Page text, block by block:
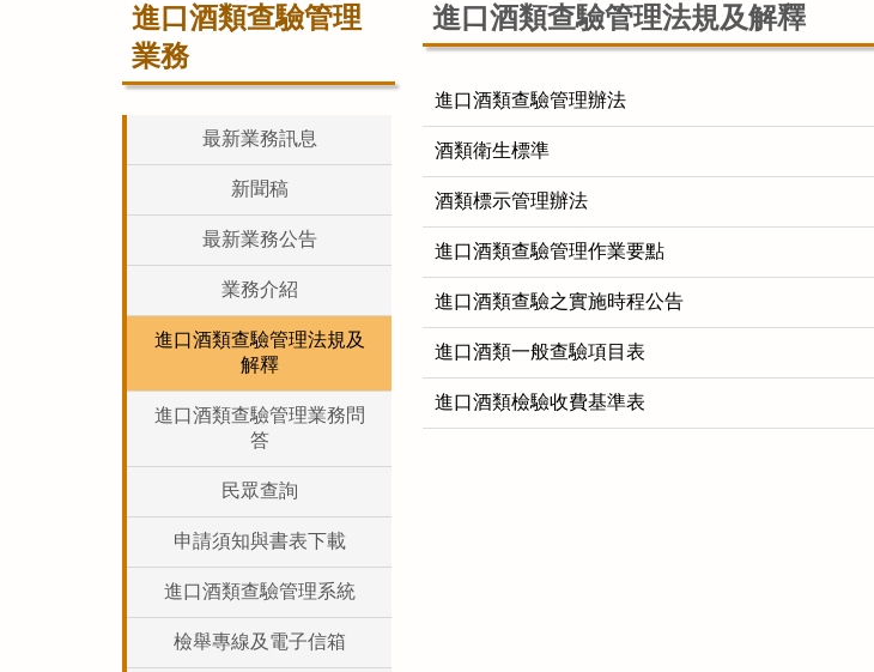
進口酒類查驗管理
業務
最新業務訊息
新聞稿
最新業務公告
業務介紹
進口酒類查驗管理法規及
解釋
進口酒類查驗管理業務問
答
民眾查詢
申請須知與書表下載
進口酒類查驗管理系統
檢舉專線及電子信箱
進口酒類查驗管理法規及解釋
進口酒類查驗管理辦法
酒類衛生標準
酒類標示管理辦法
進口酒類查驗管理作業要點
進口酒類查驗之實施時程公告
進口酒類一般查驗項目表
進口酒類檢驗收費基準表